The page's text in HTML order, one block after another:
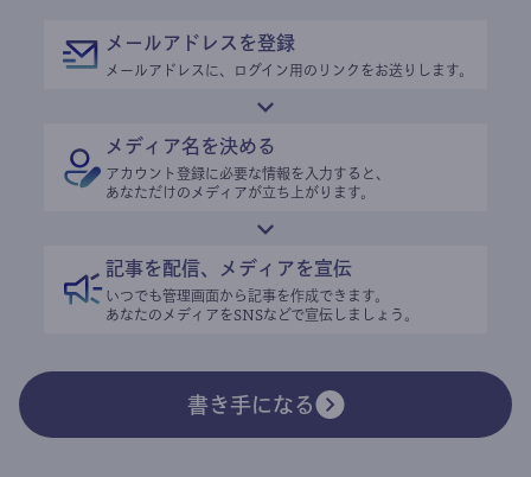
メールアドレスを登録
メールアドレスに、ログイン用のリンクをお送りします。
メディア名を決める
アカウント登録に必要な情報を入力すると、
あなただけのメディアが立ち上がります。
記事を配信、メディアを宣伝
いつでも管理画面から記事を作成できます。
あなたのメディアをSNSなどで宣伝しましょう。
書き手になる